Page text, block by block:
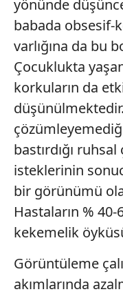
yönünde
babada obsesif-
varlığına da bu
Çocuklukta
korkuların da
bastırdığı
isteklerinin
bir görünümü
Hastaların %
kekemelik
Görüntüleme
akımlarında